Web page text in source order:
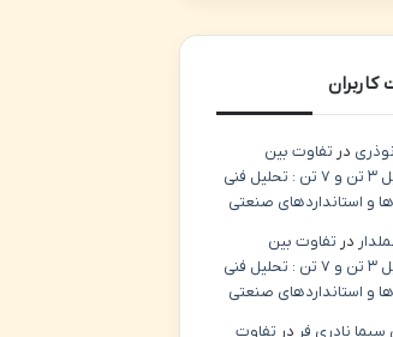
کاربران
در تفاوت بین
جرثقیل ۳ تن و ۷ تن : تحلیل فنی
و استانداردهای صنعتی
در تفاوت بین
جرثقیل ۳ تن و ۷ تن : تحلیل فنی
و استانداردهای صنعتی
نادری فر در تفاوت